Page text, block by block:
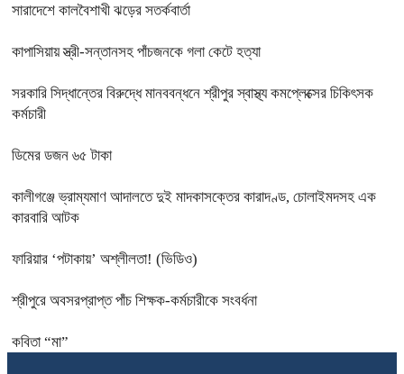
সারাদেশে কালবৈশাখী ঝড়ের সতর্কবার্তা
কাপাসিয়ায় স্ত্রী-সন্তানসহ পাঁচজনকে গলা কেটে হত্যা
সরকারি সিদ্ধান্তের বিরুদ্ধে মানববন্ধনে শ্রীপুর স্বাস্থ্য কমপ্লেক্সের চিকিৎসক
কর্মচারী
ডিমের ডজন ৬৫ টাকা
কালীগঞ্জে ভ্রাম্যমাণ আদালতে দুই মাদকাসক্তের কারাদণ্ড, চোলাইমদসহ এক
কারবারি আটক
ফারিয়ার ‘পটাকায়’ অশ্লীলতা! (ভিডিও)
শ্রীপুরে অবসরপ্রাপ্ত পাঁচ শিক্ষক-কর্মচারীকে সংবর্ধনা
কবিতা “মা”